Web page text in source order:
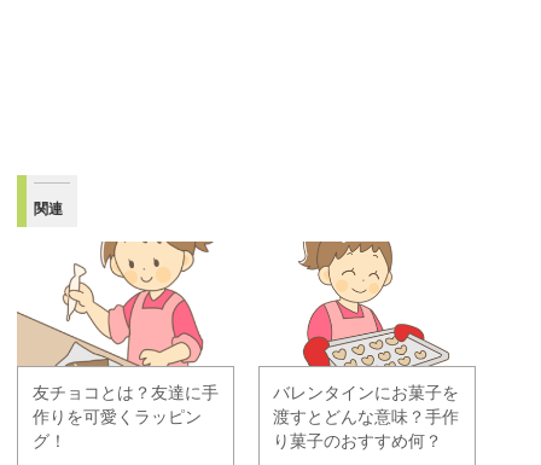
関連
友チョコとは？友達に手
作りを可愛くラッピン
グ！
バレンタインにお菓子を
渡すとどんな意味？手作
り菓子のおすすめ何？